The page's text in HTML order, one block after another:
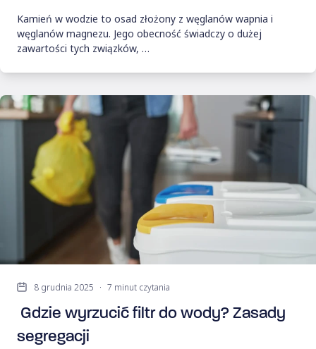
Kamień w wodzie to osad złożony z węglanów wapnia i
węglanów magnezu. Jego obecność świadczy o dużej
zawartości tych związków, …
8 grudnia 2025 · 7 minut czytania
Gdzie wyrzucić filtr do wody? Zasady
segregacji